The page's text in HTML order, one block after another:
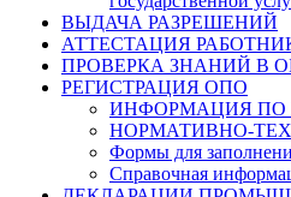
ВЫДАЧА РАЗРЕШЕНИЙ
АТТЕСТАЦИЯ
ПРОВЕРКА ЗНАНИЙ В
РЕГИСТРАЦИЯ ОПО
ИНФОРМАЦИЯ ПО
НОРМАТИВНО-
Формы для
Справочная